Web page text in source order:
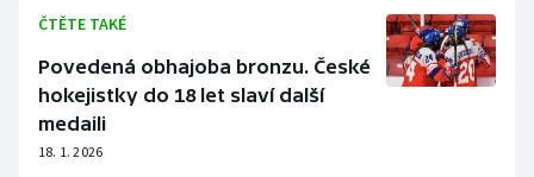
ČTĚTE TAKÉ
Povedená obhajoba bronzu. České
hokejistky do 18 let slaví další
medaili
18. 1. 2026